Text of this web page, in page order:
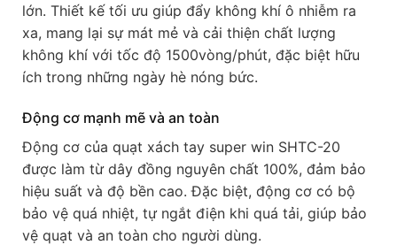
lớn. Thiết kế tối ưu giúp đẩy không khí ô nhiễm ra
xa, mang lại sự mát mẻ và cải thiện chất lượng
không khí với tốc độ 1500vòng/phút, đặc biệt hữu
ích trong những ngày hè nóng bức.
Động cơ mạnh mẽ và an toàn
Động cơ của quạt xách tay super win SHTC-20
được làm từ dây đồng nguyên chất 100%, đảm bảo
hiệu suất và độ bền cao. Đặc biệt, động cơ có bộ
bảo vệ quá nhiệt, tự ngắt điện khi quá tải, giúp bảo
vệ quạt và an toàn cho người dùng.